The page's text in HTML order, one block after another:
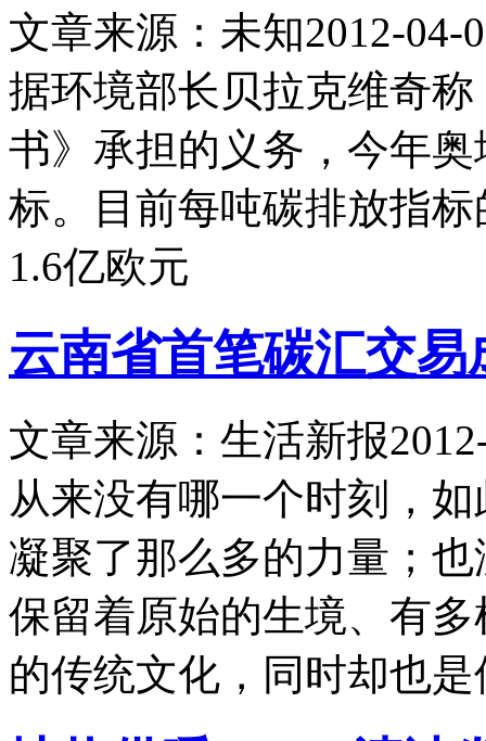
文章来源：未知2012-04-
据环境部长贝拉克维奇
书》承担的义务，今年
标。目前每吨碳排放指
1.6亿欧元
云南省首笔碳汇交易
文章来源：生活新报
从来没有哪一个时刻，
凝聚了那么多的力量；
保留着原始的生境、有
的传统文化，同时却也是